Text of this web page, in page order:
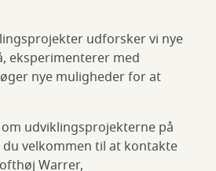
udforsker vi nye
eksperimenterer med
nye muligheder for at
udviklingsprojekterne på
du velkommen til at kontakte
Warrer,